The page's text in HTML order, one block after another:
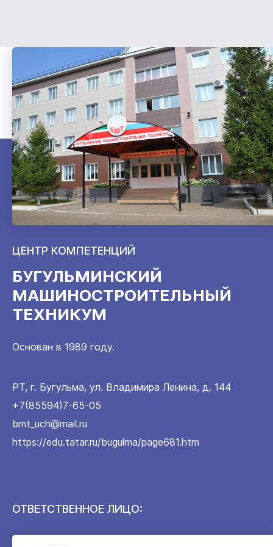
ЦЕНТР КОМПЕТЕНЦИЙ
БУГУЛЬМИНСКИЙ
МАШИНОСТРОИТЕЛЬНЫЙ
ТЕХНИКУМ
Основан в 1989 году.
РТ, г. Бугульма, ул. Владимира Ленина, д. 144
+7(85594)7-65-05
bmt_uch@mail.ru
https://edu.tatar.ru/bugulma/page681.htm
ОТВЕТСТВЕННОЕ ЛИЦО: